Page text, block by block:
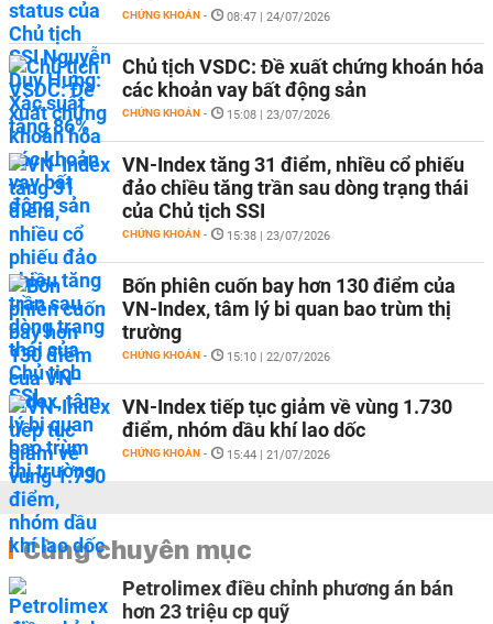
CHỨNG KHOÁN - 08:47 | 24/07/2026
Chủ tịch VSDC: Đề xuất chứng khoán hóa
các khoản vay bất động sản
CHỨNG KHOÁN - 15:08 | 23/07/2026
VN-Index tăng 31 điểm, nhiều cổ phiếu
đảo chiều tăng trần sau dòng trạng thái
của Chủ tịch SSI
CHỨNG KHOÁN - 15:38 | 23/07/2026
Bốn phiên cuốn bay hơn 130 điểm của
VN-Index, tâm lý bi quan bao trùm thị
trường
CHỨNG KHOÁN - 15:10 | 22/07/2026
VN-Index tiếp tục giảm về vùng 1.730
điểm, nhóm dầu khí lao dốc
CHỨNG KHOÁN - 15:44 | 21/07/2026
Cùng chuyên mục
Petrolimex điều chỉnh phương án bán
hơn 23 triệu cp quỹ